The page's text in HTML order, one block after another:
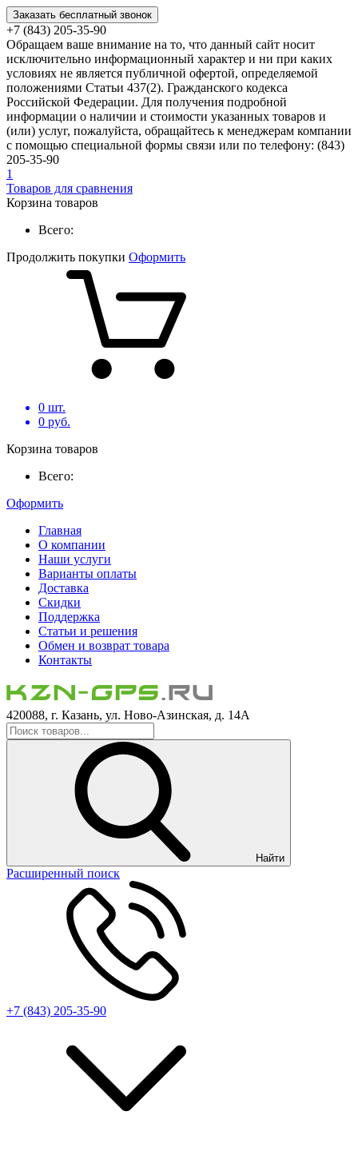
Заказать бесплатный звонок
+7 (843) 205-35-90
Обращаем ваше внимание на то, что данный сайт носит
исключительно информационный характер и ни при каких
условиях не является публичной офертой, определяемой
положениями Статьи 437(2). Гражданского кодекса
Российской Федерации. Для получения подробной
информации о наличии и стоимости указанных товаров и
(или) услуг, пожалуйста, обращайтесь к менеджерам компании
с помощью специальной формы связи или по телефону: (843)
205-35-90
1
Товаров для сравнения
Корзина товаров
Всего:
Продолжить покупки Оформить
0 шт.
0 руб.
Корзина товаров
Всего:
Оформить
Главная
О компании
Наши услуги
Варианты оплаты
Доставка
Скидки
Поддержка
Статьи и решения
Обмен и возврат товара
Контакты
420088, г. Казань, ул. Ново-Азинская, д. 14А
Найти
Расширенный поиск
+7 (843) 205-35-90